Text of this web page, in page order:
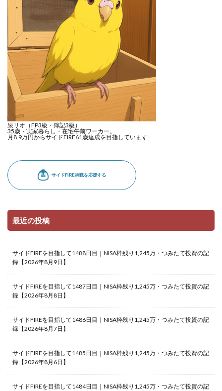
泉リオ（FP3級・簿記3級）
35歳・実家暮らし・在宅午前ワーカー。
月8.9万円からサイドFIRE61歳達成を目指しています
最近の投稿
サイドFIREを目指して1488日目｜NISA枠残り1,245万・つみたて投資の記
録【2026年8月9日】
サイドFIREを目指して1487日目｜NISA枠残り1,245万・つみたて投資の記
録【2026年8月8日】
サイドFIREを目指して1486日目｜NISA枠残り1,245万・つみたて投資の記
録【2026年8月7日】
サイドFIREを目指して1485日目｜NISA枠残り1,245万・つみたて投資の記
録【2026年8月6日】
サイドFIREを目指して1484日目｜NISA枠残り1,245万・つみたて投資の記